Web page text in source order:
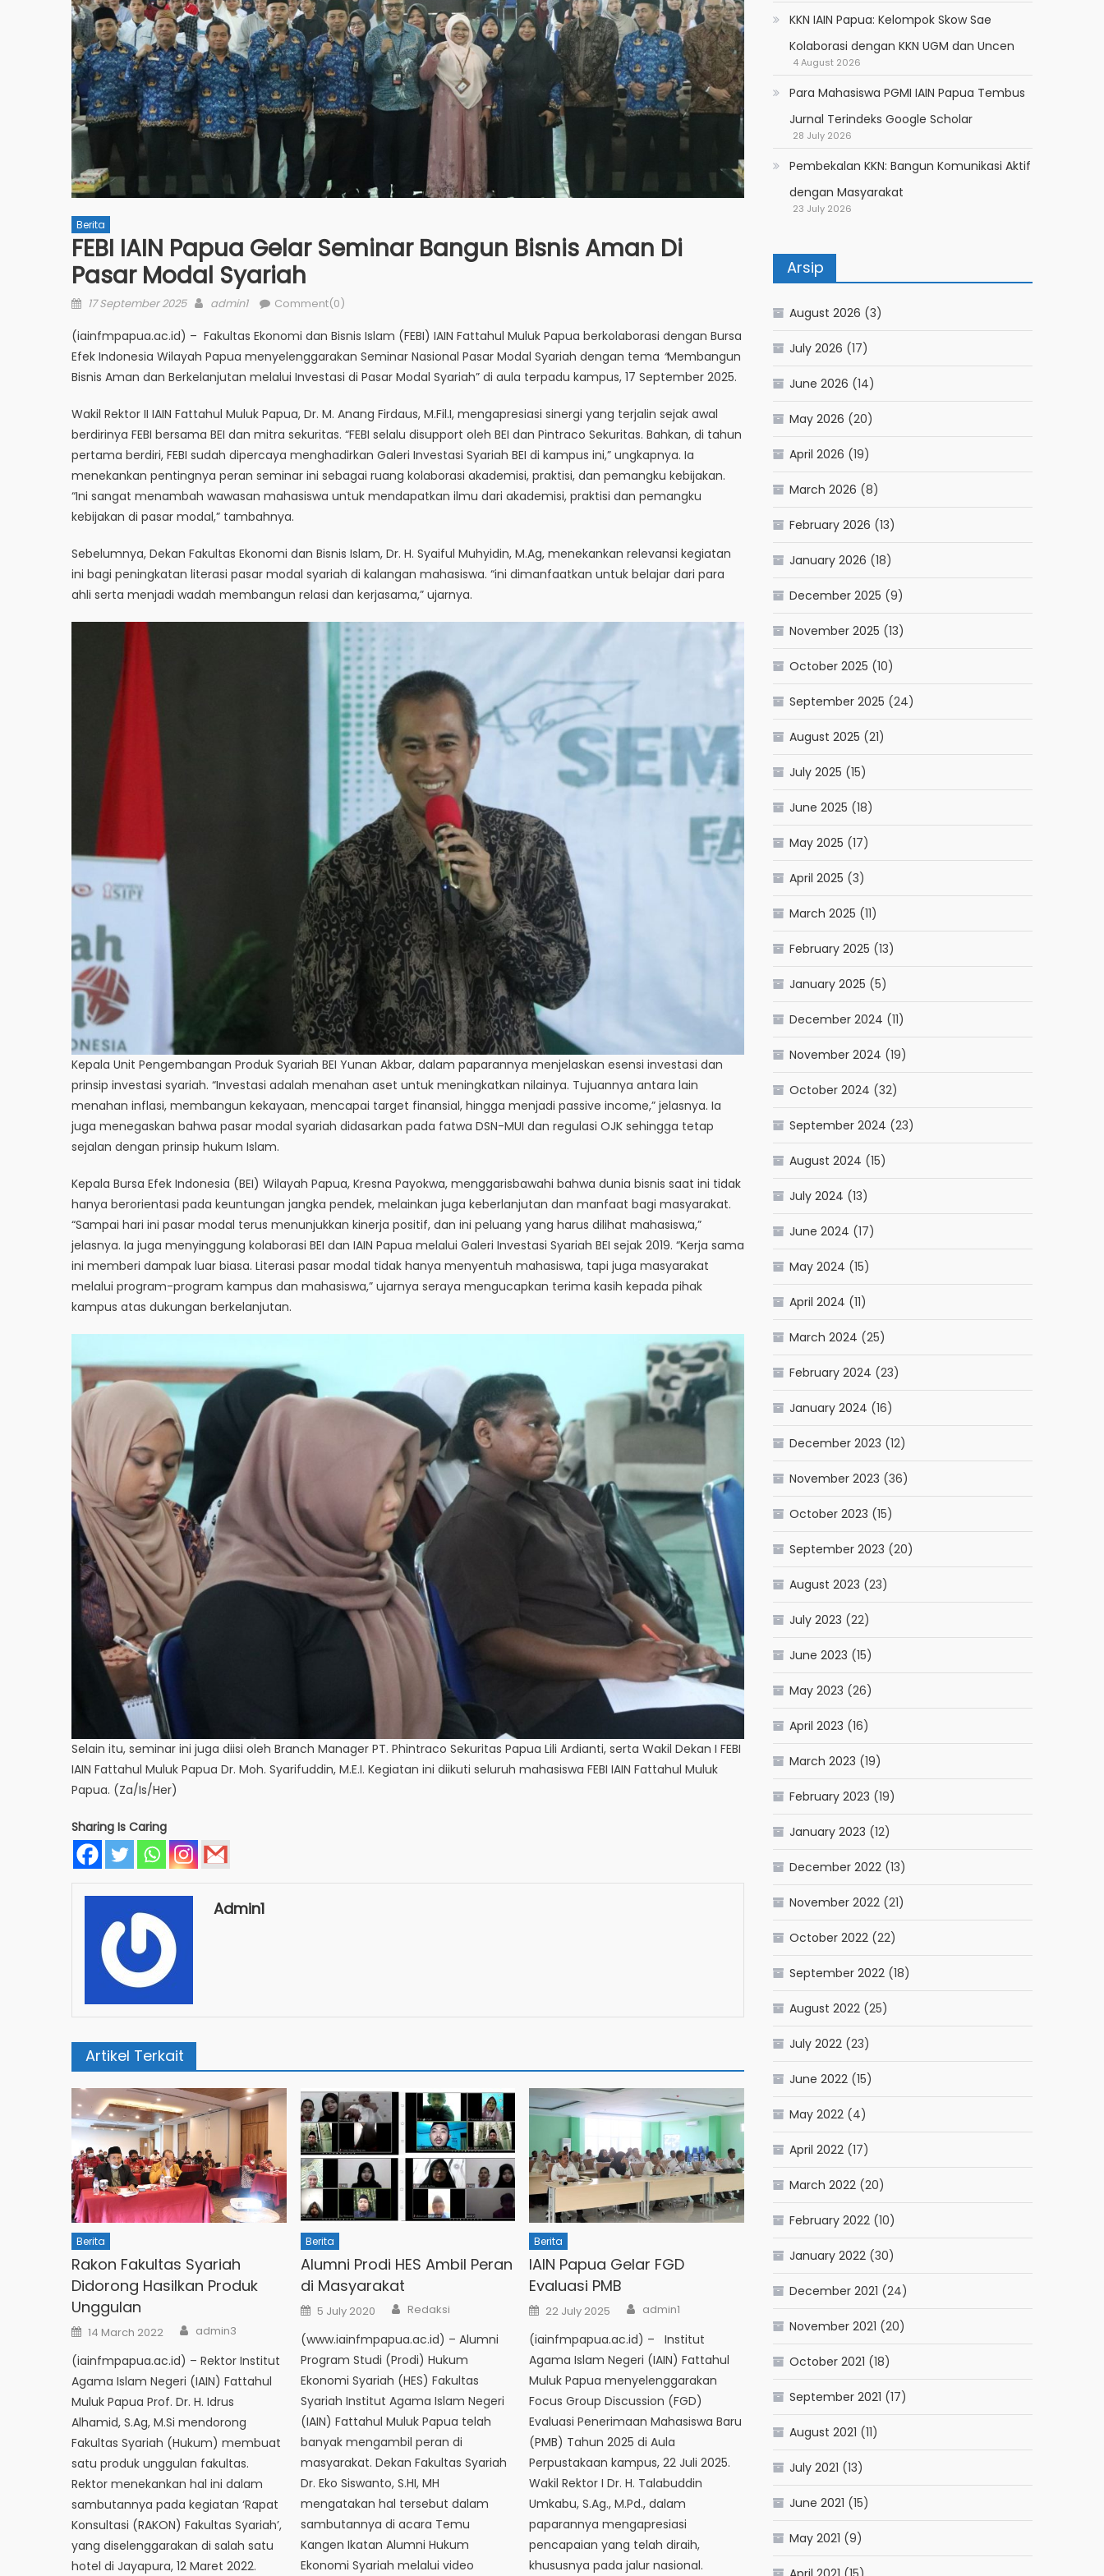
Berita
FEBI IAIN Papua Gelar Seminar Bangun Bisnis Aman Di
Pasar Modal Syariah
Posted
17 September 2025 Author
admin1 Comment(0)
(iainfmpapua.ac.id) – Fakultas Ekonomi dan Bisnis Islam (FEBI) IAIN Fattahul Muluk Papua berkolaborasi dengan Bursa
Efek Indonesia Wilayah Papua menyelenggarakan Seminar Nasional Pasar Modal Syariah dengan tema “Membangun
Bisnis Aman dan Berkelanjutan melalui Investasi di Pasar Modal Syariah” di aula terpadu kampus, 17 September 2025.
Wakil Rektor II IAIN Fattahul Muluk Papua, Dr. M. Anang Firdaus, M.Fil.I, mengapresiasi sinergi yang terjalin sejak awal
berdirinya FEBI bersama BEI dan mitra sekuritas. “FEBI selalu disupport oleh BEI dan Pintraco Sekuritas. Bahkan, di tahun
pertama berdiri, FEBI sudah dipercaya menghadirkan Galeri Investasi Syariah BEI di kampus ini,” ungkapnya. Ia
menekankan pentingnya peran seminar ini sebagai ruang kolaborasi akademisi, praktisi, dan pemangku kebijakan.
“Ini sangat menambah wawasan mahasiswa untuk mendapatkan ilmu dari akademisi, praktisi dan pemangku
kebijakan di pasar modal,” tambahnya.
Sebelumnya, Dekan Fakultas Ekonomi dan Bisnis Islam, Dr. H. Syaiful Muhyidin, M.Ag, menekankan relevansi kegiatan
ini bagi peningkatan literasi pasar modal syariah di kalangan mahasiswa. “ini dimanfaatkan untuk belajar dari para
ahli serta menjadi wadah membangun relasi dan kerjasama,” ujarnya.
Kepala Unit Pengembangan Produk Syariah BEI Yunan Akbar, dalam paparannya menjelaskan esensi investasi dan
prinsip investasi syariah. “Investasi adalah menahan aset untuk meningkatkan nilainya. Tujuannya antara lain
menahan inflasi, membangun kekayaan, mencapai target finansial, hingga menjadi passive income,” jelasnya. Ia
juga menegaskan bahwa pasar modal syariah didasarkan pada fatwa DSN-MUI dan regulasi OJK sehingga tetap
sejalan dengan prinsip hukum Islam.
Kepala Bursa Efek Indonesia (BEI) Wilayah Papua, Kresna Payokwa, menggarisbawahi bahwa dunia bisnis saat ini tidak
hanya berorientasi pada keuntungan jangka pendek, melainkan juga keberlanjutan dan manfaat bagi masyarakat.
“Sampai hari ini pasar modal terus menunjukkan kinerja positif, dan ini peluang yang harus dilihat mahasiswa,”
jelasnya. Ia juga menyinggung kolaborasi BEI dan IAIN Papua melalui Galeri Investasi Syariah BEI sejak 2019. “Kerja sama
ini memberi dampak luar biasa. Literasi pasar modal tidak hanya menyentuh mahasiswa, tapi juga masyarakat
melalui program-program kampus dan mahasiswa,” ujarnya seraya mengucapkan terima kasih kepada pihak
kampus atas dukungan berkelanjutan.
Selain itu, seminar ini juga diisi oleh Branch Manager PT. Phintraco Sekuritas Papua Lili Ardianti, serta Wakil Dekan I FEBI
IAIN Fattahul Muluk Papua Dr. Moh. Syarifuddin, M.E.I. Kegiatan ini diikuti seluruh mahasiswa FEBI IAIN Fattahul Muluk
Papua. (Za/Is/Her)
Sharing Is Caring
Admin1
Artikel Terkait
Berita
Rakon Fakultas Syariah
Didorong Hasilkan Produk
Unggulan
Posted
on
14 March 2022 Author
admin3
(iainfmpapua.ac.id) – Rektor Institut
Agama Islam Negeri (IAIN) Fattahul
Muluk Papua Prof. Dr. H. Idrus
Alhamid, S.Ag, M.Si mendorong
Fakultas Syariah (Hukum) membuat
satu produk unggulan fakultas.
Rektor menekankan hal ini dalam
sambutannya pada kegiatan ‘Rapat
Konsultasi (RAKON) Fakultas Syariah’,
yang diselenggarakan di salah satu
hotel di Jayapura, 12 Maret 2022.
Berita
Alumni Prodi HES Ambil Peran
di Masyarakat
Posted
on
5 July 2020 Author
Redaksi
(www.iainfmpapua.ac.id) – Alumni
Program Studi (Prodi) Hukum
Ekonomi Syariah (HES) Fakultas
Syariah Institut Agama Islam Negeri
(IAIN) Fattahul Muluk Papua telah
banyak mengambil peran di
masyarakat. Dekan Fakultas Syariah
Dr. Eko Siswanto, S.HI, MH
mengatakan hal tersebut dalam
sambutannya di acara Temu
Kangen Ikatan Alumni Hukum
Ekonomi Syariah melalui video
Berita
IAIN Papua Gelar FGD
Evaluasi PMB
Posted
on
22 July 2025 Author
admin1
(iainfmpapua.ac.id) – Institut
Agama Islam Negeri (IAIN) Fattahul
Muluk Papua menyelenggarakan
Focus Group Discussion (FGD)
Evaluasi Penerimaan Mahasiswa Baru
(PMB) Tahun 2025 di Aula
Perpustakaan kampus, 22 Juli 2025.
Wakil Rektor I Dr. H. Talabuddin
Umkabu, S.Ag., M.Pd., dalam
paparannya mengapresiasi
pencapaian yang telah diraih,
khususnya pada jalur nasional.
KKN IAIN Papua: Kelompok Skow Sae
Kolaborasi dengan KKN UGM dan Uncen
4 August 2026
Para Mahasiswa PGMI IAIN Papua Tembus
Jurnal Terindeks Google Scholar
28 July 2026
Pembekalan KKN: Bangun Komunikasi Aktif
dengan Masyarakat
23 July 2026
Arsip
August 2026 (3)
July 2026 (17)
June 2026 (14)
May 2026 (20)
April 2026 (19)
March 2026 (8)
February 2026 (13)
January 2026 (18)
December 2025 (9)
November 2025 (13)
October 2025 (10)
September 2025 (24)
August 2025 (21)
July 2025 (15)
June 2025 (18)
May 2025 (17)
April 2025 (3)
March 2025 (11)
February 2025 (13)
January 2025 (5)
December 2024 (11)
November 2024 (19)
October 2024 (32)
September 2024 (23)
August 2024 (15)
July 2024 (13)
June 2024 (17)
May 2024 (15)
April 2024 (11)
March 2024 (25)
February 2024 (23)
January 2024 (16)
December 2023 (12)
November 2023 (36)
October 2023 (15)
September 2023 (20)
August 2023 (23)
July 2023 (22)
June 2023 (15)
May 2023 (26)
April 2023 (16)
March 2023 (19)
February 2023 (19)
January 2023 (12)
December 2022 (13)
November 2022 (21)
October 2022 (22)
September 2022 (18)
August 2022 (25)
July 2022 (23)
June 2022 (15)
May 2022 (4)
April 2022 (17)
March 2022 (20)
February 2022 (10)
January 2022 (30)
December 2021 (24)
November 2021 (20)
October 2021 (18)
September 2021 (17)
August 2021 (11)
July 2021 (13)
June 2021 (15)
May 2021 (9)